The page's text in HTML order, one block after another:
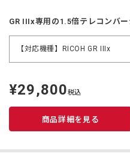
GR IIIx専用の1.5倍テレコンバ
【対応機種】RICOH GR IIIx
定
価
¥29,800税込
商品詳細を見る